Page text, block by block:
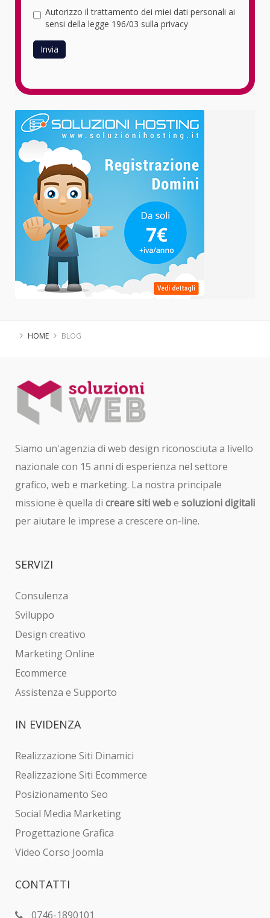
Autorizzo il trattamento dei miei dati personali ai
sensi della legge 196/03 sulla privacy
HOME BLOG
Siamo un'agenzia di web design riconosciuta a livello
nazionale con 15 anni di esperienza nel settore
grafico, web e marketing. La nostra principale
missione è quella di creare siti webe soluzioni digitali
per aiutare le imprese a crescere on-line.
SERVIZI
Consulenza
Sviluppo
Design creativo
Marketing Online
Ecommerce
Assistenza e Supporto
IN EVIDENZA
Realizzazione Siti Dinamici
Realizzazione Siti Ecommerce
Posizionamento Seo
Social Media Marketing
Progettazione Grafica
Video Corso Joomla
CONTATTI
0746-1890101